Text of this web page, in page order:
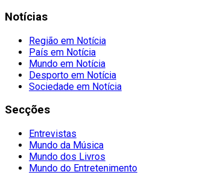
Notícias
Região em Notícia
País em Notícia
Mundo em Notícia
Desporto em Notícia
Sociedade em Notícia
Secções
Entrevistas
Mundo da Música
Mundo dos Livros
Mundo do Entretenimento